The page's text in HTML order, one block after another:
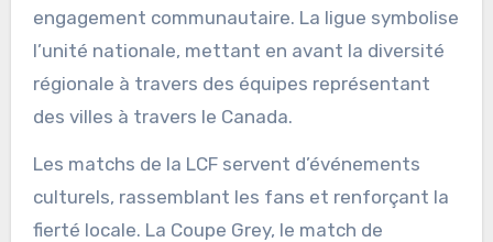
engagement communautaire. La ligue symbolise
l’unité nationale, mettant en avant la diversité
régionale à travers des équipes représentant
des villes à travers le Canada.
Les matchs de la LCF servent d’événements
culturels, rassemblant les fans et renforçant la
fierté locale. La Coupe Grey, le match de